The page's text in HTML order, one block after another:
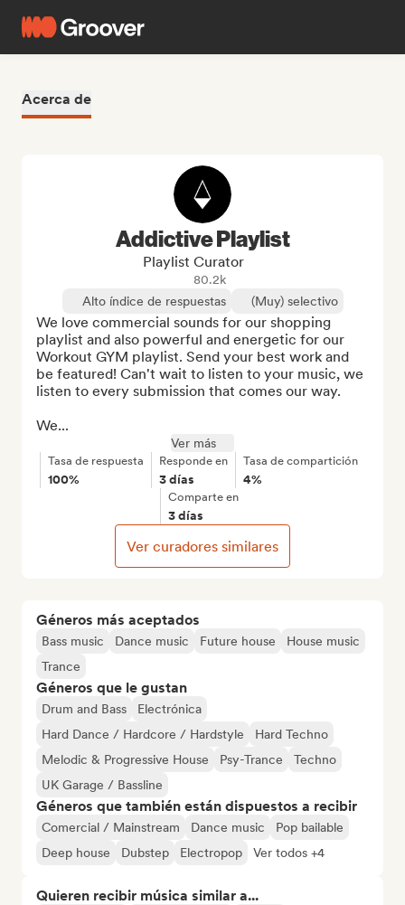
Acerca de
Géneros más aceptados
Bass music Dance music Future house
House music
Trance
Géneros que le gustan
Drum and Bass
Electrónica
Hard Dance / Hardcore / Hardstyle
Hard Techno
Melodic & Progressive House
Psy-Trance
Techno
UK Garage / Bassline
Géneros que también están dispuestos a recibir
Comercial / Mainstream Dance music
Pop bailable
Deep house
Dubstep Electropop Ver todos +4
Quieren recibir música similar a...
Addictive Playlist
Playlist Curator
80.2k
Alto índice de respuestas
(Muy) selectivo
We love commercial sounds for our shopping
playlist and also powerful and energetic for our
Workout GYM playlist. Send your best work and
be featured! Can't wait to listen to your music, we
listen to every submission that comes our way.
We...
Ver más
Tasa de respuesta
100%
Responde en
3 días
Tasa de compartición
4%
Comparte en
3 días
Ver curadores similares